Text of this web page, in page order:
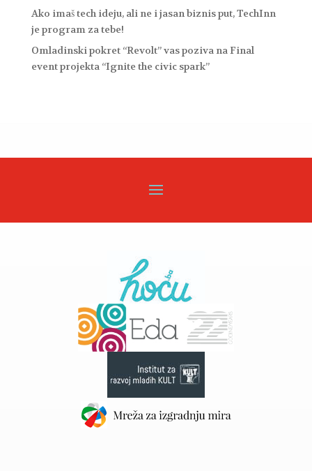
Ako imaš tech ideju, ali ne i jasan biznis put, TechInn
je program za tebe!
Omladinski pokret “Revolt” vas poziva na Final
event projekta “Ignite the civic spark”